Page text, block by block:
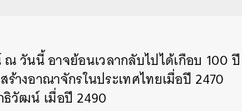
วันนี้ อาจย้อนเวลากลับไปได้เกือบ 100 ปี
างอาณาจักรในประเทศไทยเมื่อปี 2470
ธิวัฒน์ เมื่อปี 2490